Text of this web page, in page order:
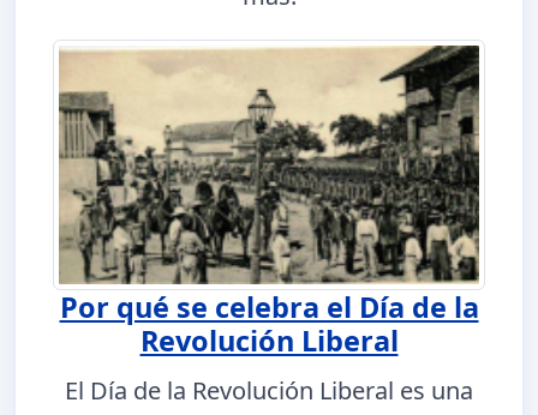
Por qué se celebra el Día de la
Revolución Liberal
El Día de la Revolución Liberal es una